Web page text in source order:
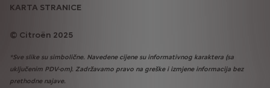
Citroën 2025
KARTA STRANICE
*Sve slike su simbolične. Navedene cijene su informativnog karaktera (sa
uključenim PDV-om). Zadržavamo pravo na greške i izmjene informacija bez
prethodne najave.